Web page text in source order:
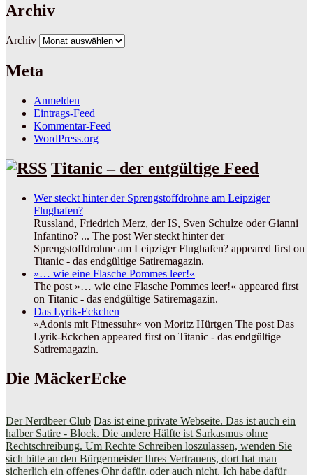
Archiv
Archiv
Meta
Anmelden
Eintrags-Feed
Kommentar-Feed
WordPress.org
Titanic – der entgültige Feed
Wer steckt hinter der Sprengstoffdrohne am Leipziger
Flughafen?
Russland, Friedrich Merz, der IS, Sven Schulze oder Gianni
Infantino? ... The post Wer steckt hinter der
Sprengstoffdrohne am Leipziger Flughafen? appeared first on
Titanic - das endgültige Satiremagazin.
»… wie eine Flasche Pommes leer!«
The post »… wie eine Flasche Pommes leer!« appeared first
on Titanic - das endgültige Satiremagazin.
Das Lyrik-Eckchen
»Adonis mit Fitnessuhr« von Moritz Hürtgen The post Das
Lyrik-Eckchen appeared first on Titanic - das endgültige
Satiremagazin.
Die MäckerEcke
Der Nerdbeer Club Das ist eine private Webseite. Das ist auch ein
halber Satire - Block. Die andere Hälfte ist Sarkasmus ohne
Rechtschreibung. Um Rechte Schreiben loszulassen, wenden Sie
sich bitte an den Bürgermeister Ihres Vertrauens, dort hat man
sicherlich ein offenes Ohr dafür, oder auch nicht. Ich habe dafür